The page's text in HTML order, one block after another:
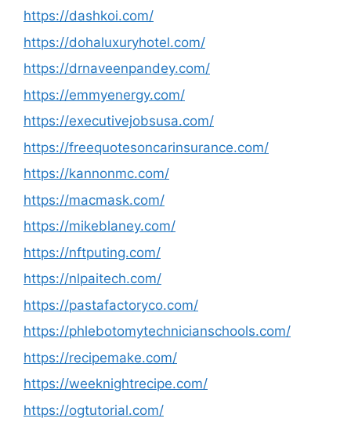
https://dashkoi.com/
https://dohaluxuryhotel.com/
https://drnaveenpandey.com/
https://emmyenergy.com/
https://executivejobsusa.com/
https://freequotesoncarinsurance.com/
https://kannonmc.com/
https://macmask.com/
https://mikeblaney.com/
https://nftputing.com/
https://nlpaitech.com/
https://pastafactoryco.com/
https://phlebotomytechnicianschools.com/
https://recipemake.com/
https://weeknightrecipe.com/
https://ogtutorial.com/